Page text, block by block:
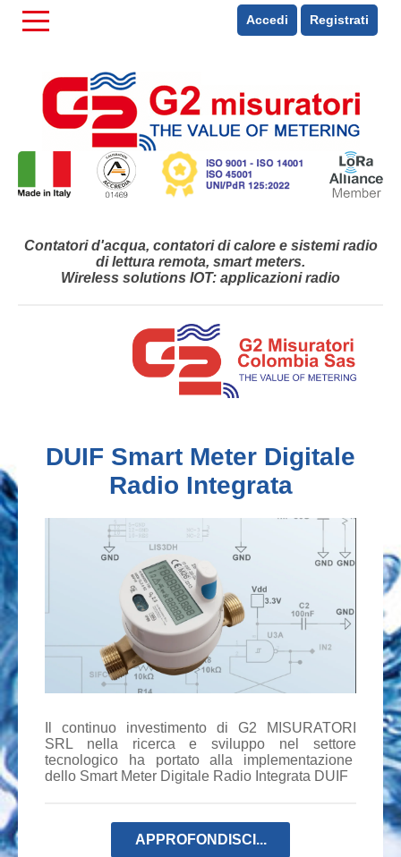
Accedi Registrati
Contatori d'acqua, contatori di calore e sistemi radio
di lettura remota, smart meters.
Wireless solutions IOT: applicazioni radio
DUIF Smart Meter Digitale
Radio Integrata
Il continuo investimento di G2 MISURATORI
SRL nella ricerca e sviluppo nel settore
tecnologico ha portato alla implementazione
dello Smart Meter Digitale Radio Integrata DUIF
APPROFONDISCI...